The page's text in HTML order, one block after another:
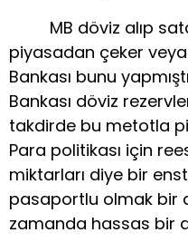
MB döviz alıp
piyasadan çeker
Bankası bunu
Bankası döviz
takdirde bu metotla
Para politikası için
miktarları diye bir
pasaportlu olmak bir
zamanda hassas bir